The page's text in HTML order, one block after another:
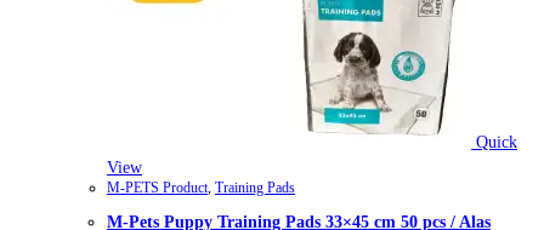
Quick
View
M-PETS Product, Training Pads
M-Pets Puppy Training Pads 33×45 cm 50 pcs / Alas